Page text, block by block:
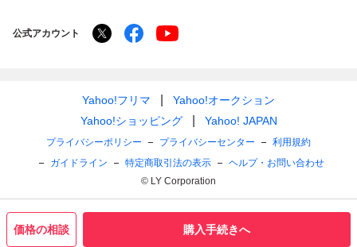
価格の相談 購入手続きへ
公式アカウント
Yahoo!フリマ
Yahoo!オークション
Yahoo!ショッピング
Yahoo! JAPAN
プライバシーポリシー プライバシーセンター
利用規約
ガイドライン
特定商取引法の表示
ヘルプ・お問い合わせ
© LY Corporation